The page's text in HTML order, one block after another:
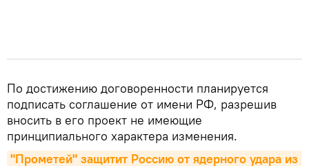
По достижению договоренности планируется
подписать соглашение от имени РФ, разрешив
вносить в его проект не имеющие
принципиального характера изменения.
"Прометей" защитит Россию от ядерного удара из